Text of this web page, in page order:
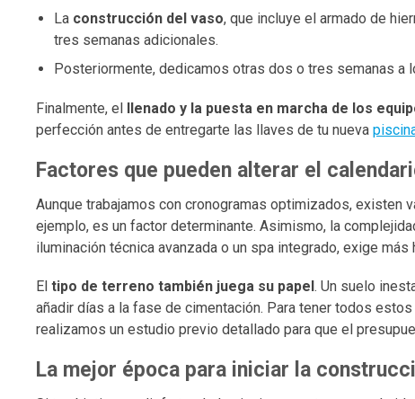
La construcción del vaso, que incluye el armado de
tres semanas adicionales.
Posteriormente, dedicamos otras dos o tres semanas
Finalmente, el llenado y la puesta en marcha de los
perfección antes de entregarte las llaves de tu nueva
Factores que pueden alterar el
Aunque trabajamos con cronogramas optimizados, existen
ejemplo, es un factor determinante. Asimismo, la
iluminación técnica avanzada o un spa integrado, exige
El tipo de terreno también juega su papel . Un suelo
añadir días a la fase de cimentación. Para tener todos
realizamos un estudio previo detallado para que el
La mejor época para iniciar la